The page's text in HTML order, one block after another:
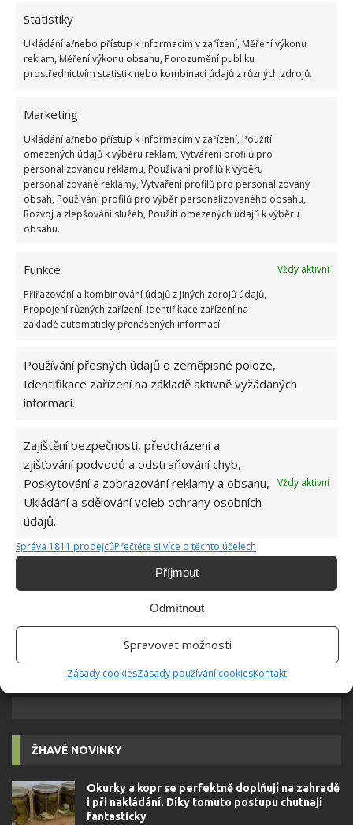
Statistiky
Ukládání a/nebo přístup k informacím v zařízení, Měření výkonu
reklam, Měření výkonu obsahu, Porozumění publiku
prostřednictvím statistik nebo kombinací údajů z různých zdrojů.
Marketing
Ukládání a/nebo přístup k informacím v zařízení, Použití
omezených údajů k výběru reklam, Vytváření profilů pro
personalizovanou reklamu, Používání profilů k výběru
personalizované reklamy, Vytváření profilů pro personalizovaný
obsah, Používání profilů pro výběr personalizovaného obsahu,
Rozvoj a zlepšování služeb, Použití omezených údajů k výběru
obsahu.
Funkce
Vždy aktivní
Přiřazování a kombinování údajů z jiných zdrojů údajů,
Propojení různých zařízení, Identifikace zařízení na
základě automaticky přenášených informací.
Používání přesných údajů o zeměpisné poloze,
Identifikace zařízení na základě aktivně vyžádaných
informací.
Zajištění bezpečnosti, předcházení a
zjišťování podvodů a odstraňování chyb,
Poskytování a zobrazování reklamy a obsahu,
Ukládání a sdělování voleb ochrany osobních
údajů.
Vždy aktivní
Správa 1811 prodejcůPřečtěte si více o těchto účelech
Příjmout
Odmítnout
Spravovat možnosti
Zásady cookiesZásady používání cookiesKontakt
univerzity, který je již od malička
velkým kutilem. V podstatě vše, co je
možné najít v j...[Více o autorovi]
OBLÍBENÉ ČLÁNKY
nesekání trávy. Záleží i na prostředku a lokaci
1.6.2026
Kdo je zažil, bez problému získá 12 ze 12 bodů
12.5.2026
Test znalostí o každodenní realitě za
23.6.2026
socialismu: Tehdejší řidiči musí získat 10 z 10
bodů
6.5.2026
ŽHAVÉ NOVINKY
Okurky a kopr se perfektně doplňují na zahradě
i při nakládání. Díky tomuto postupu chutnají
fantasticky